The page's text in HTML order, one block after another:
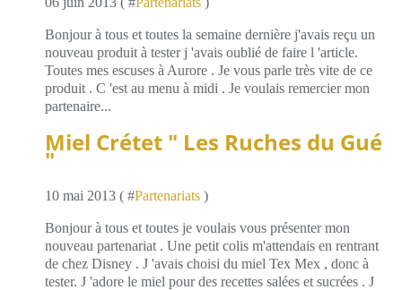
Bonjour à tous et toutes la semaine dernière j'avais reçu un
nouveau produit à tester j 'avais oublié de faire l 'article.
Toutes mes escuses à Aurore . Je vous parle très vite de ce
produit . C 'est au menu à midi . Je voulais remercier mon
partenaire...
Miel Crétet " Les Ruches du Gué
"
10 mai 2013 ( #Partenariats )
Bonjour à tous et toutes je voulais vous présenter mon
nouveau partenariat . Une petit colis m'attendais en rentrant
de chez Disney . J 'avais choisi du miel Tex Mex , donc à
tester. J 'adore le miel pour des recettes salées et sucrées . J